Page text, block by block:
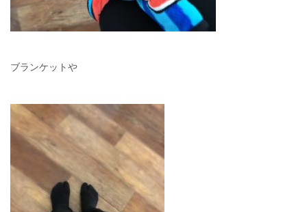
ブランケットや